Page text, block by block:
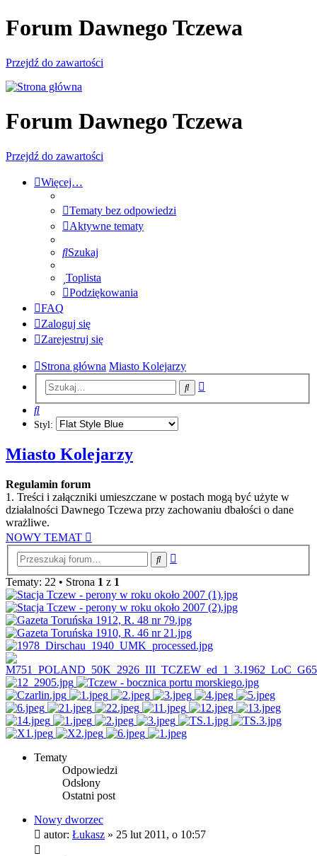
Forum Dawnego Tczewa
Przejdź do zawartości
Forum Dawnego Tczewa
Przejdź do zawartości
Więcej…
Tematy bez odpowiedzi
Aktywne tematy
Szukaj
Toplista
Podziękowania
FAQ
Zaloguj się
Zarejestruj się
Strona główna Miasto Kolejarzy
Szukaj
Szukaj
Styl:
Miasto Kolejarzy
Regulamin forum
1. Treści i załączniki umieszczane w postach mogą być użyte w
działalności Dawnego Tczewa przy zachowaniu dbałości o dane
wrażliwe.
NOWY TEMAT
Szukaj
Tematy: 22 • Strona 1 z 1
Tematy
Odpowiedzi
Odsłony
Ostatni post
Nowy dworzec
autor: Łukasz » 25 lut 2011, o 10:57